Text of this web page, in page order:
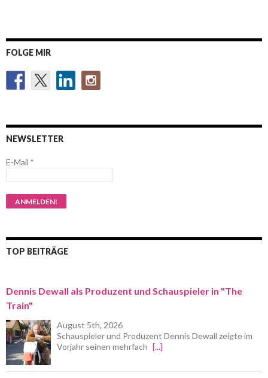
FOLGE MIR
NEWSLETTER
E-Mail *
TOP BEITRÄGE
Dennis Dewall als Produzent und Schauspieler in "The
Train"
August 5th, 2026
Schauspieler und Produzent Dennis Dewall zeigte im
Vorjahr seinen mehrfach [...]